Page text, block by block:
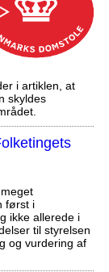
i artiklen, at
skyldes
først i
ikke allerede i
til styrelsen
og vurdering af